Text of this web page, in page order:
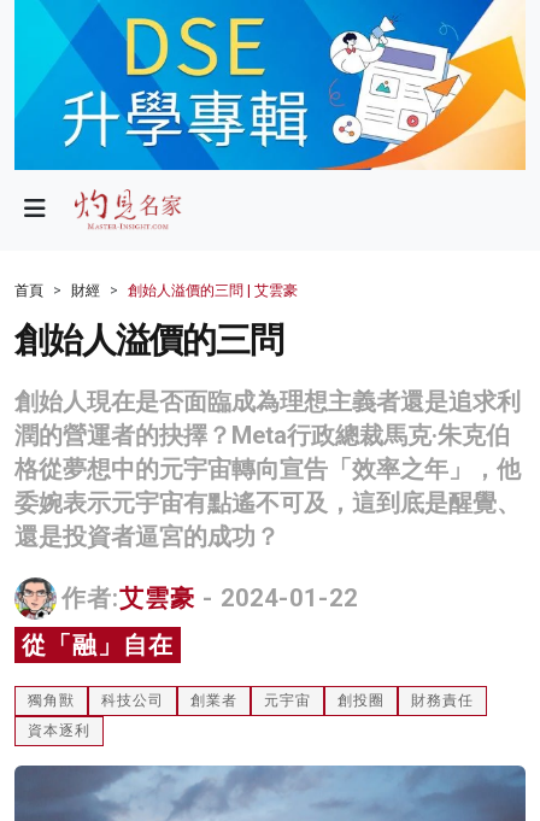
政局
財經
生活
商業
科技
影片
名家榜
灼見活動
首頁 財經 創始人溢價的三問 | 艾雲豪
創始人溢價的三問
創始人現在是否面臨成為理想主義者還是追求利
潤的營運者的抉擇？Meta行政總裁馬克·朱克伯
格從夢想中的元宇宙轉向宣告「效率之年」，他
委婉表示元宇宙有點遙不可及，這到底是醒覺、
還是投資者逼宮的成功？
作者:艾雲豪 - 2024-01-22
從「融」自在
獨角獸 科技公司 創業者 元宇宙 創投圈
財務責任
資本逐利